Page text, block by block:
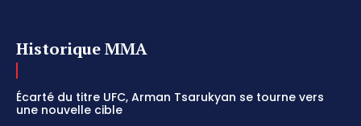
Historique MMA
Écarté du titre UFC, Arman Tsarukyan se tourne vers
une nouvelle cible